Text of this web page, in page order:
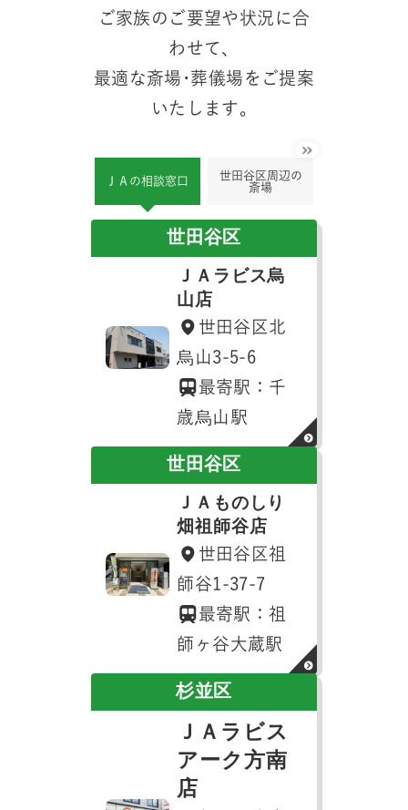
ご家族のご要望や状況に合
わせて、
最適な斎場･葬儀場をご提案
いたします。
ＪＡの相談窓口
世田谷区周辺の
斎場
世田谷区
ＪＡラビス烏
山店
世田谷区北
烏山3-5-6
最寄駅：千
歳烏山駅
世田谷区
ＪＡものしり
畑祖師谷店
世田谷区祖
師谷1-37-7
最寄駅：祖
師ヶ谷大蔵駅
杉並区
ＪＡラビス
アーク方南
店